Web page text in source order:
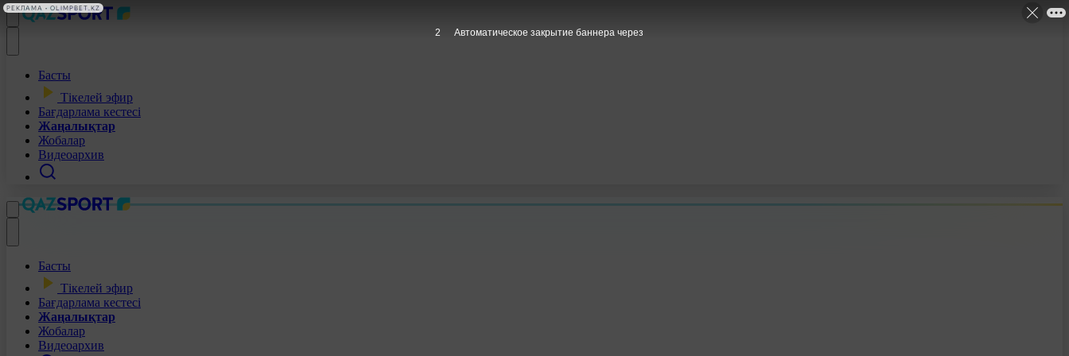
Басты
Тікелей эфир
Бағдарлама кестесі
Жаңалықтар
Жобалар
Видеоархив
Басты
Тікелей эфир
Бағдарлама кестесі
Жаңалықтар
Жобалар
Видеоархив
1 Автоматическое закрытие баннера через
РЕКЛАМА • OLIMPBET.KZ